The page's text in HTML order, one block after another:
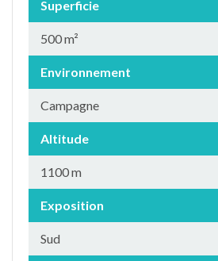
Superficie
500 m²
Environnement
Campagne
Altitude
1100 m
Exposition
Sud